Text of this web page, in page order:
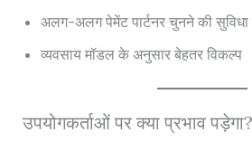
अलग-अलग पेमेंट पार्टनर चुनने की सुविधा
व्यवसाय मॉडल के अनुसार बेहतर विकल्प
उपयोगकर्ताओं पर क्या प्रभाव पड़ेगा?